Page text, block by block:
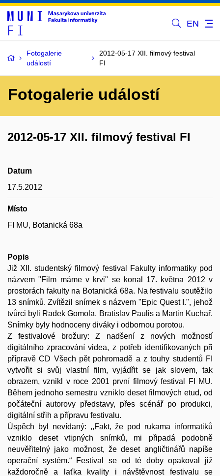
EN
Fotogalerie
událostí
2012-05-17 XII. filmový festival
FI
Fotogalerie událostí
2012-05-17 XII. filmový festival FI
Datum
17.5.2012
Místo
FI MU, Botanická 68a
Popis
Již XII. studentský filmový festival Fakulty informatiky pod
názvem "Film máme v krvi" se konal 17. května 2012 v
prostorách fakulty na Botanická 68a. Na festivalu soutěžilo
13 snímků. Zvítězil snímek s názvem "Epic Quest I.", jehož
tvůrci byli Radek Gomola, Bratislav Paulis a Martin Kuchař.
Snímky byly hodnoceny diváky i odbornou porotou.
Z festivalové brožury: Z nadšení z nových možností
digitálního zpracování videa, z potřeb identifikovaných při
přípravě CD Všech pět pohromadě a z touhy studentů FI
vytvořit si svůj vlastní film, vyjádřit se jak slovem, tak
obrazem, vznikl v roce 2001 první filmový festival FI MU.
Během jednoho semestru vzniklo deset filmových etud, od
počáteční autorovy představy, přes scénář po produkci,
digitální střih a přípravu festivalu.
Úspěch byl nevídaný: ,,Fakt, že pod rukama informatiků
vzniklo deset vtipných snímků, mi připadá podobně
neuvěřitelný jako možnost, že deset angličtinářů napíše
operační systém.“ Festival se od té doby opakoval již
každoročně a laťka kvality i návštěvnost festivalu se